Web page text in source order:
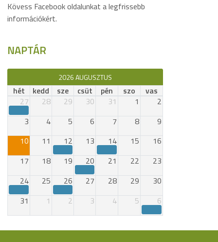
Kövess Facebook oldalunkat a legfrissebb
információkért.
NAPTÁR
2026 AUGUSZTUS
hét kedd sze csüt pén szo
vas
27
28 29 30 31 1
2
3
4 5 6 7 8
9
10
11 12 13 14 15
16
17
18 19 20 21 22
23
24
25 26 27 28 29
30
31
1 2 3 4 5 6